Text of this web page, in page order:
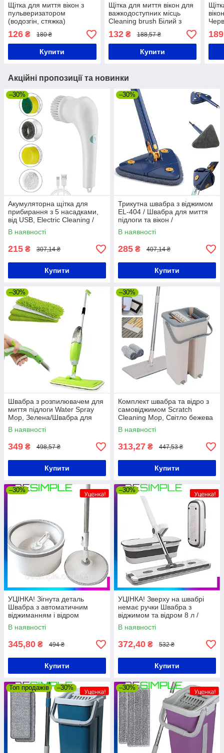
Щітка для миття вікон з
пульверизатором
(водозгін, стяжка)
Economix Cleaning
Блакитна
126 ₴ 180 ₴
Купити
Щітка для миття вікон для
важкодоступних місць
Cleaning brush Білий з
блакитним
132₴ 188,57 ₴
Купити
189
Акційні пропозиції та новинки
–30%
Акумуляторна щітка для
прибирання з 5 насадками,
від USB, Electric Cleaning /
Електрощітка для будь-яких
поверхонь
В наявності
215 ₴ 307,14 ₴
Купити
–30%
Трикутна швабра з віджимом
EL-404 / Швабра для миття
підлоги та вікон /
Телескопічна швабра
В наявності
285 ₴ 407,14 ₴
Купити
–30%
Швабра з розпилювачем для
миття підлоги Water Spray
Mop, Зелена/Швабра для
прибирання
В наявності
349 ₴ 498,57 ₴
Купити
–30%
Комплект швабра та відро з
самовіджимом Scratch
Cleaning Mop, Світло бежева
/ Комплект швабра з відром
В наявності
313,27 ₴ 447,53 ₴
Купити
–30%
УЦІНКА! Зігнута деталь
Швабра з автоматичним
віджиманням і відром
"Центрифуга" / Набір швабра
та відро / Швабра лентяйка
В наявності
345,80 ₴ 494 ₴
Купити
–30%
УЦІНКА! Зверху на швабрі
немає ручки Швабра з
віджимом та відром 8 л /
Швабра лентяйка / Складна
швабра для миття підлоги
В наявності
372,40 ₴ 532 ₴
Купити
Топ продажів –30% –30%